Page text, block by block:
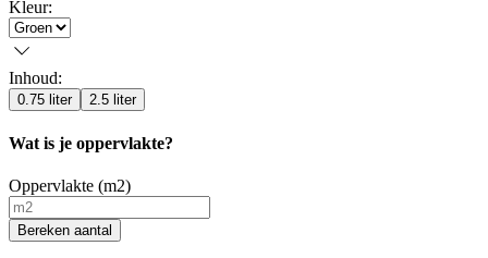
Kleur:
Inhoud:
0.75 liter 2.5 liter
Wat is je oppervlakte?
Oppervlakte (m2)
Bereken aantal